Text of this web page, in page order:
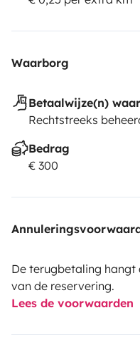
Waarborg
Betaalwijze(n)
Rechtstreeks
Bedrag
€ 300
De terugbetaling
van de reservering.
Lees de voorwaarden